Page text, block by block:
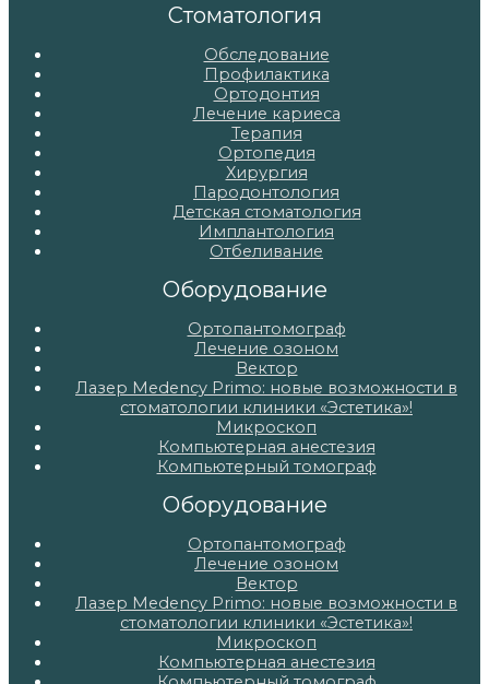
Стоматология
Обследование
Профилактика
Ортодонтия
Лечение кариеса
Терапия
Ортопедия
Хирургия
Пародонтология
Детская стоматология
Имплантология
Отбеливание
Оборудование
Ортопантомограф
Лечение озоном
Вектор
Лазер Medency Primo: новые возможности в
стоматологии клиники «Эстетика»!
Микроскоп
Компьютерная анестезия
Компьютерный томограф
Оборудование
Ортопантомограф
Лечение озоном
Вектор
Лазер Medency Primo: новые возможности в
стоматологии клиники «Эстетика»!
Микроскоп
Компьютерная анестезия